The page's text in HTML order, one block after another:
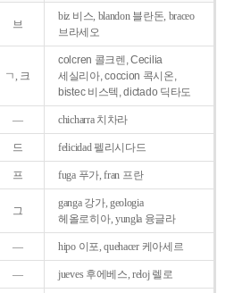
브
biz 비스, blandon 블란돈, braceo
브라세오
ㄱ, 크
colcren 콜크렌, Cecilia
세실리아, coccion 콕시온,
bistec 비스텍, dictado 딕타도
― chicharra 치차라
드 felicidad 펠리시다드
프 fuga 푸가, fran 프란
그
ganga 강가, geologia
헤올로히아, yungla 융글라
― hipo 이포, quehacer 케아세르
― jueves 후에베스, reloj 렐로